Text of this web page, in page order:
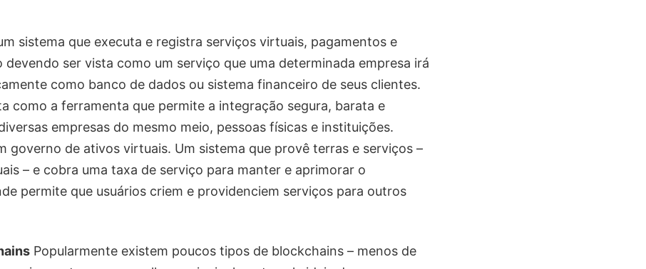
sistema que executa e registra serviços virtuais, pagamentos e
devendo ser vista como um serviço que uma determinada empresa irá
como banco de dados ou sistema financeiro de seus clientes.
como a ferramenta que permite a integração segura, barata e
empresas do mesmo meio, pessoas físicas e instituições.
governo de ativos virtuais. Um sistema que provê terras e serviços –
– e cobra uma taxa de serviço para manter e aprimorar o
permite que usuários criem e providenciem serviços para outros
Popularmente existem poucos tipos de blockchains – menos de